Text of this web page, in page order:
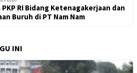
RI Bidang Ketenagakerjaan dan
Buruh di PT Nam Nam
INI